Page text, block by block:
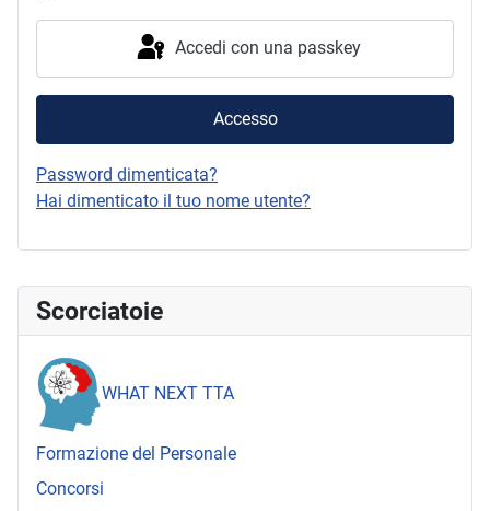
Scorciatoie
WHAT NEXT TTA
Formazione del Personale
Concorsi
Accedi con una passkey
Accesso
Password dimenticata?
Hai dimenticato il tuo nome utente?